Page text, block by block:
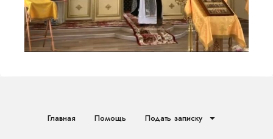
Главная Помощь Подать записку